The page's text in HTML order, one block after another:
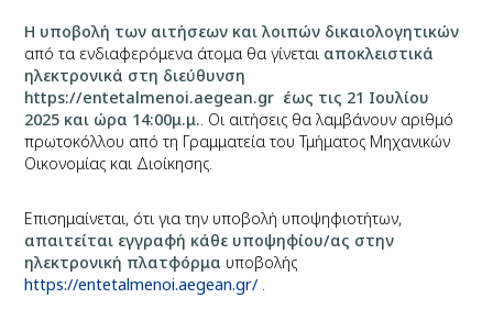
Η υποβολή των αιτήσεων και λοιπών δικαιολογητικών
από τα ενδιαφερόμενα άτομα θα γίνεται αποκλειστικά
ηλεκτρονικά στη διεύθυνση
https://entetalmenoi.aegean.gr έως τις 21 Ιουλίου
2025 και ώρα 14:00μ.μ.. Οι αιτήσεις θα λαμβάνουν αριθμό
πρωτοκόλλου από τη Γραμματεία του Τμήματος Μηχανικών
Οικονομίας και Διοίκησης.
Επισημαίνεται, ότι για την υποβολή υποψηφιοτήτων,
απαιτείται εγγραφή κάθε υποψηφίου/ας στην
ηλεκτρονική πλατφόρμα υποβολής
https://entetalmenoi.aegean.gr/ .